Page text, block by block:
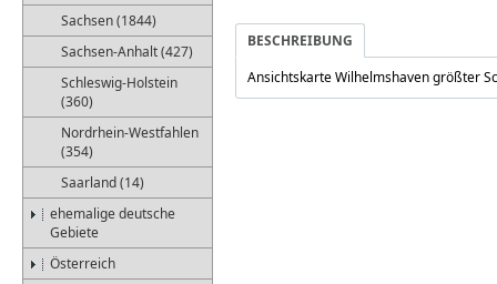
Sachsen (1844)
Sachsen-Anhalt (427)
Schleswig-Holstein
(360)
Nordrhein-Westfahlen
(354)
Saarland (14)
ehemalige deutsche
Gebiete
Österreich
BESCHREIBUNG
Ansichtskarte Wilhelmshaven größter